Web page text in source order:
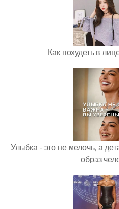
Как похудеть в
Улыбка - это не мелочь, а
образ